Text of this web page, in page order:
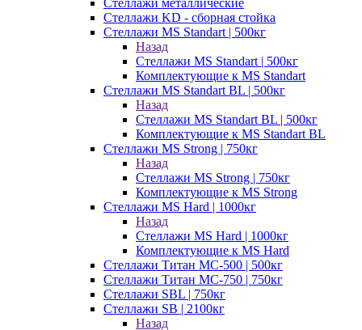
Стеллажи металлические
Стеллажи KD - сборная стойка
Стеллажи MS Standart | 500кг
Назад
Стеллажи MS Standart | 500кг
Комплектующие к MS Standart
Стеллажи MS Standart BL | 500кг
Назад
Стеллажи MS Standart BL | 500кг
Комплектующие к MS Standart BL
Стеллажи MS Strong | 750кг
Назад
Стеллажи MS Strong | 750кг
Комплектующие к MS Strong
Стеллажи MS Hard | 1000кг
Назад
Стеллажи MS Hard | 1000кг
Комплектующие к MS Hard
Стеллажи Титан МС-500 | 500кг
Стеллажи Титан МС-750 | 750кг
Стеллажи SBL | 750кг
Стеллажи SB | 2100кг
Назад